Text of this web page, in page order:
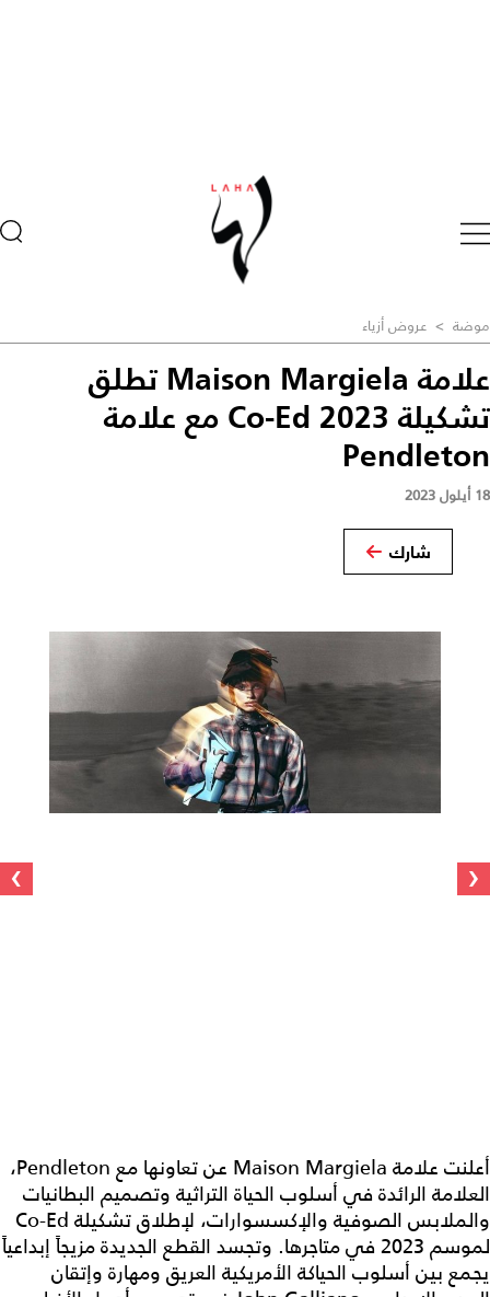
موضة > عروض أزياء
علامة Maison Margiela تطلق
تشكيلة Co-Ed 2023 مع علامة
Pendleton
18 أيلول 2023
شارك
‹
›
أعلنت علامة Maison Margiela عن تعاونها مع Pendleton،
العلامة الرائدة في أسلوب الحياة التراثية وتصميم البطانيات
والملابس الصوفية والإكسسوارات، لإطلاق تشكيلة Co-Ed
لموسم 2023 في متاجرها. وتجسد القطع الجديدة مزيجاً إبداعياً
يجمع بين أسلوب الحياكة الأمريكية العريق ومهارة وإتقان